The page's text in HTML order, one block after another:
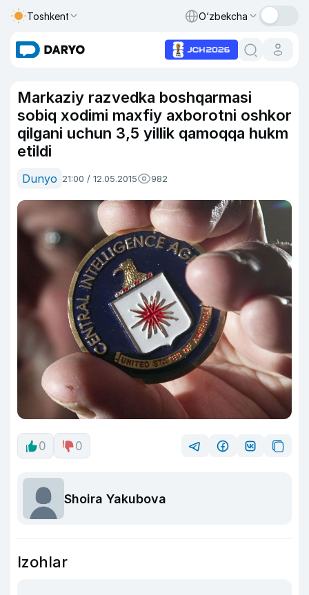
Toshkent O‘zbekcha
Markaziy razvedka boshqarmasi
sobiq xodimi maxfiy axborotni oshkor
qilgani uchun 3,5 yillik qamoqqa hukm
etildi
Dunyo 21:00 / 12.05.2015 982
0 0
Shoira Yakubova
Izohlar